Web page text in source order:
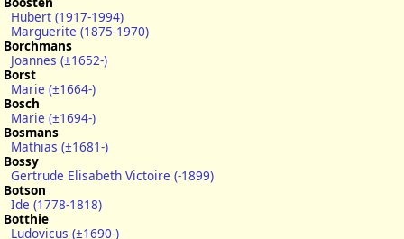
Hubert (1917-1994)
Marguerite (1875-1970)
Borchmans
Joannes (±1652-)
Borst
Marie (±1664-)
Bosch
Marie (±1694-)
Bosmans
Mathias (±1681-)
Bossy
Gertrude Elisabeth Victoire (-1899)
Botson
Ide (1778-1818)
Botthie
Ludovicus (±1690-)